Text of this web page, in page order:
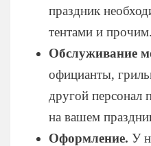
праздник
тентами и прочим.
Обслуживание
официанты,
другой персонал
на вашем
Оформление. У